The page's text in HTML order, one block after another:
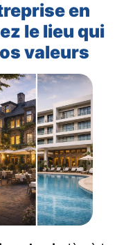
en
le lieu qui
valeurs